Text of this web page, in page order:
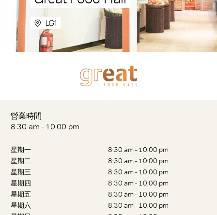
LG1
營業時間
8:30 am - 10:00 pm
星期一
8:30 am - 10:00 pm
星期二
8:30 am - 10:00 pm
星期三
8:30 am - 10:00 pm
星期四
8:30 am - 10:00 pm
星期五
8:30 am - 10:00 pm
星期六
8:30 am - 10:00 pm